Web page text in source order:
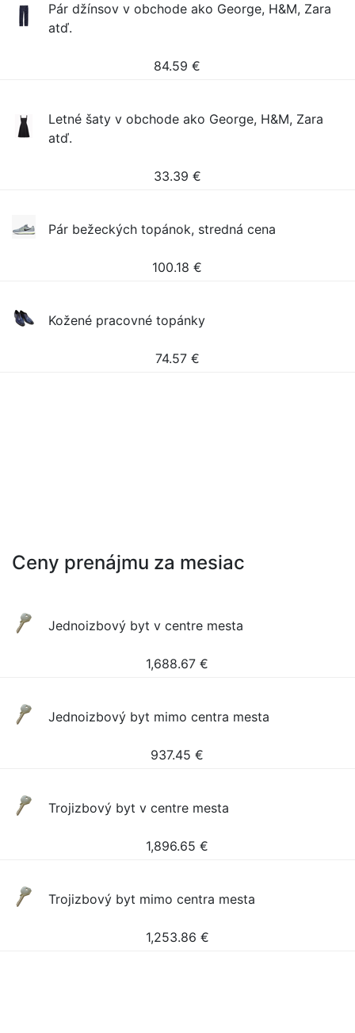
Pár džínsov v obchode ako George, H&M, Zara
atď.
84.59 €
Letné šaty v obchode ako George, H&M, Zara
atď.
33.39 €
Pár bežeckých topánok, stredná cena
100.18 €
Kožené pracovné topánky
74.57 €
Ceny prenájmu za mesiac
Jednoizbový byt v centre mesta
1,688.67 €
Jednoizbový byt mimo centra mesta
937.45 €
Trojizbový byt v centre mesta
1,896.65 €
Trojizbový byt mimo centra mesta
1,253.86 €